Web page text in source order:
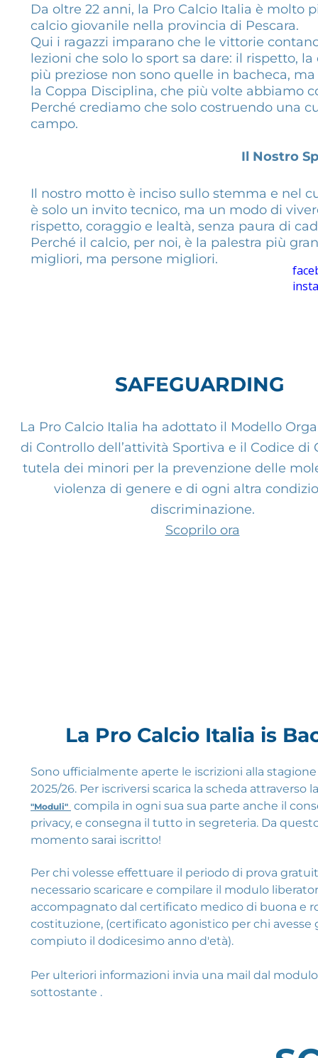
Da oltre 22 anni, la Pro Calcio Italia è
calcio giovanile nella provincia di Pescara.
Qui i ragazzi imparano che le vittorie
lezioni che solo lo sport sa dare: il rispetto,
più preziose non sono quelle in bacheca,
la Coppa Disciplina, che più volte abbiamo
Perché crediamo che solo costruendo una
campo.
Il Nostro
Il nostro motto è inciso sullo stemma e nel
è solo un invito tecnico, ma un modo di
rispetto, coraggio e lealtà, senza paura di
Perché il calcio, per noi, è la palestra più
migliori, ma persone migliori.
SAFEGUARDING
La Pro Calcio Italia ha adottato il Modello
di Controllo dell’attività Sportiva e il Codice di
tutela dei minori per la prevenzione delle
violenza di genere e di ogni altra
discriminazione.
Scoprilo ora
La Pro Calcio Italia is
Sono ufficialmente aperte le iscrizioni alla
2025/26. Per iscriversi scarica la scheda attraverso
"Moduli" compila in ogni sua sua parte anche il
privacy, e consegna il tutto in segreteria. Da
momento sarai iscritto!
Per chi volesse effettuare il periodo di prova
necessario scaricare e compilare il modulo
accompagnato dal certificato medico di buona e
costituzione, (certificato agonistico per chi avesse
compiuto il dodicesimo anno d'età).
Per ulteriori informazioni invia una mail dal modulo
sottostante .